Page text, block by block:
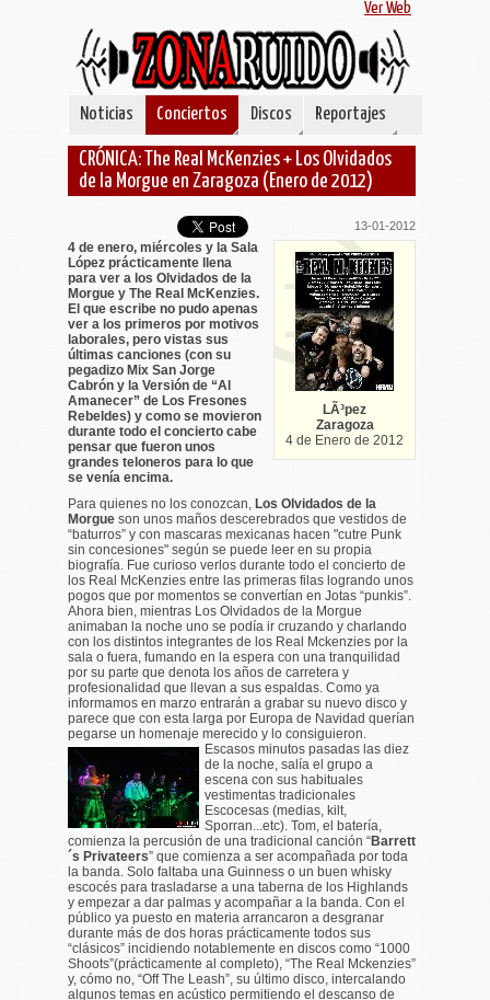
Ver Web
Noticias Conciertos Discos Reportajes
CRÓNICA: The Real McKenzies + Los Olvidados
de la Morgue en Zaragoza (Enero de 2012)
13-01-2012
LÃ³pez
Zaragoza
4 de Enero de 2012
4 de enero, miércoles y la Sala
López prácticamente llena
para ver a los Olvidados de la
Morgue y The Real McKenzies.
El que escribe no pudo apenas
ver a los primeros por motivos
laborales, pero vistas sus
últimas canciones (con su
pegadizo Mix San Jorge
Cabrón y la Versión de “Al
Amanecer” de Los Fresones
Rebeldes) y como se movieron
durante todo el concierto cabe
pensar que fueron unos
grandes teloneros para lo que
se venía encima.
Para quienes no los conozcan, Los Olvidados de la
Morgue son unos maños descerebrados que vestidos de
“baturros” y con mascaras mexicanas hacen "cutre Punk
sin concesiones" según se puede leer en su propia
biografía. Fue curioso verlos durante todo el concierto de
los Real McKenzies entre las primeras filas logrando unos
pogos que por momentos se convertían en Jotas “punkis”.
Ahora bien, mientras Los Olvidados de la Morgue
animaban la noche uno se podía ir cruzando y charlando
con los distintos integrantes de los Real Mckenzies por la
sala o fuera, fumando en la espera con una tranquilidad
por su parte que denota los años de carretera y
profesionalidad que llevan a sus espaldas. Como ya
informamos en marzo entrarán a grabar su nuevo disco y
parece que con esta larga por Europa de Navidad querían
pegarse un homenaje merecido y lo consiguieron.
Escasos minutos pasadas las diez
de la noche, salía el grupo a
escena con sus habituales
vestimentas tradicionales
Escocesas (medias, kilt,
Sporran...etc). Tom, el batería,
comienza la percusión de una tradicional canción “Barrett
´s Privateers” que comienza a ser acompañada por toda
la banda. Solo faltaba una Guinness o un buen whisky
escocés para trasladarse a una taberna de los Highlands
y empezar a dar palmas y acompañar a la banda. Con el
público ya puesto en materia arrancaron a desgranar
durante más de dos horas prácticamente todos sus
“clásicos” incidiendo notablemente en discos como “1000
Shoots”(prácticamente al completo), “The Real Mckenzies”
y, cómo no, “Off The Leash”, su último disco, intercalando
algunos temas en acústico permitiendo el descanso de